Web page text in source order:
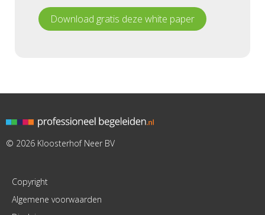
Download gratis deze white paper
© 2026 Kloosterhof Neer BV
Copyright
Algemene voorwaarden